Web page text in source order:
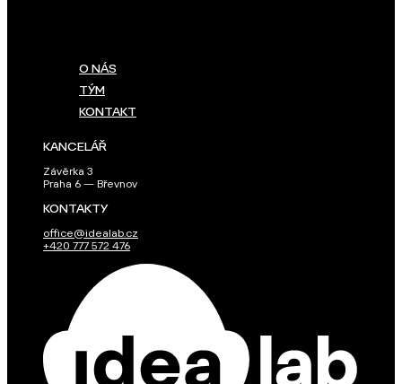
O NÁS
TÝM
KONTAKT
KANCELÁŘ
Závěrka 3
Praha 6 — Břevnov
KONTAKTY
office@idealab.cz
+420 777 572 476